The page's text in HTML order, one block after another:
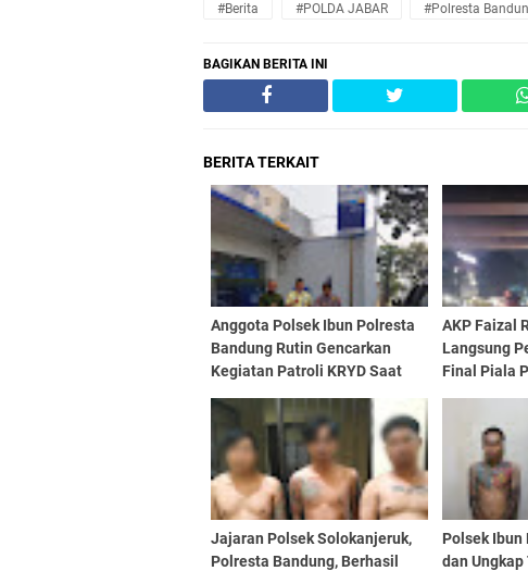
#Berita #POLDA JABAR #Polresta
BAGIKAN BERITA INI
BERITA TERKAIT
Anggota Polsek Ibun Polresta
Bandung Rutin Gencarkan
Kegiatan Patroli KRYD Saat
AKP Faizal
Langsung
Final Piala
Jajaran Polsek Solokanjeruk,
Polresta Bandung, Berhasil
Polsek Ibun
dan